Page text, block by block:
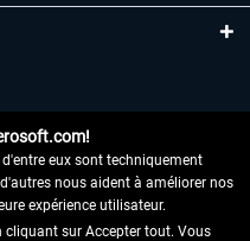
eux sont techniquement
nous aident à améliorer nos
expérience utilisateur.
cliquant sur Accepter tout. Vous